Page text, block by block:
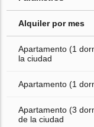
Alquiler por mes
Apartamento (1
la ciudad
Apartamento (1
Apartamento (3
de la ciudad